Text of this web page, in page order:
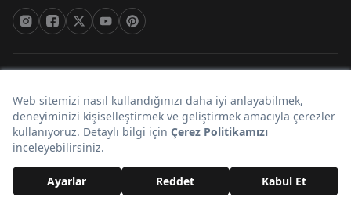
© 2026 Onedio. Her hakkı saklıdır.